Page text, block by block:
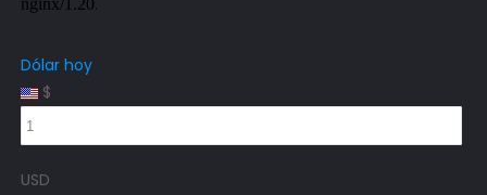
Dólar hoy
$
USD